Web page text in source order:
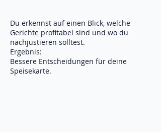
Du erkennst auf einen Blick, welche
Gerichte profitabel sind und wo du
nachjustieren solltest.
Ergebnis:
Bessere Entscheidungen für deine
Speisekarte.